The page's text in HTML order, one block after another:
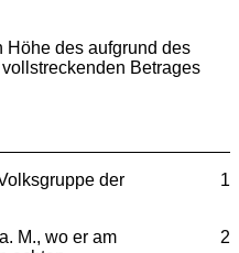
Höhe des aufgrund des
Betrages
1
der
2
M., wo er am